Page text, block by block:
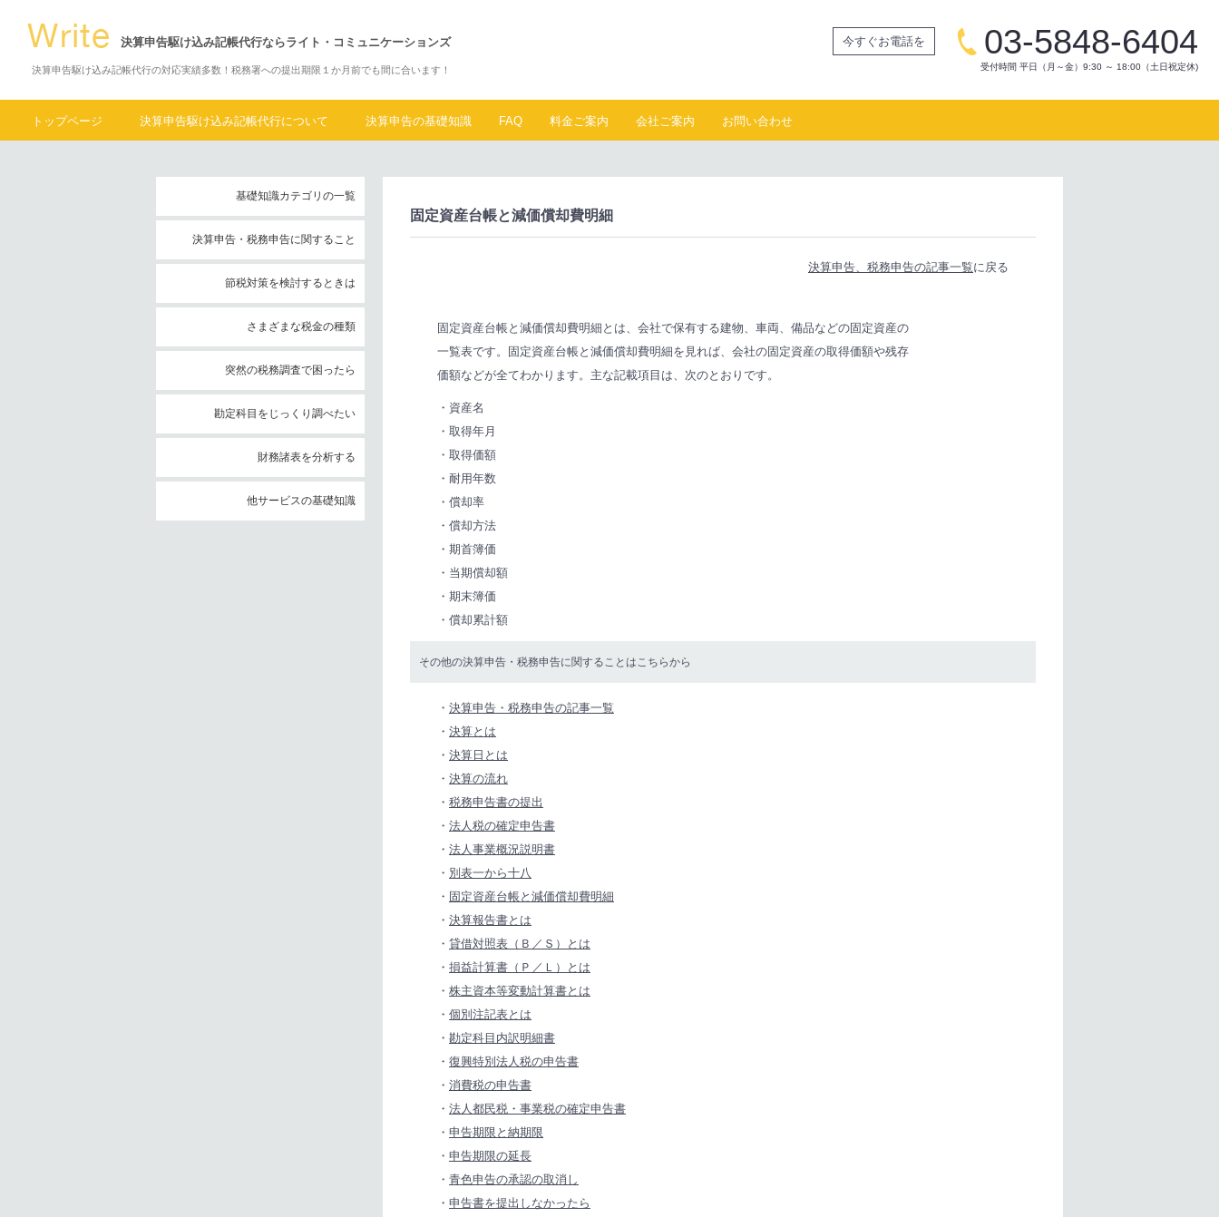
決算申告駆け込み記帳代行ならライト・コミュニケーションズ
決算申告駆け込み記帳代行の対応実績多数！税務署への提出期限１か月前でも間に合います！
今すぐお電話を 03-5848-6404
受付時間 平日（月～金）9:30 ～ 18:00（土日祝定休)
トップページ 決算申告駆け込み記帳代行について 決算申告の基礎知識 FAQ 料金ご案内 会社ご案内 お問い合わせ
基礎知識カテゴリの一覧
決算申告・税務申告に関すること
節税対策を検討するときは
さまざまな税金の種類
突然の税務調査で困ったら
勘定科目をじっくり調べたい
財務諸表を分析する
他サービスの基礎知識
固定資産台帳と減価償却費明細
決算申告、税務申告の記事一覧に戻る
固定資産台帳と減価償却費明細とは、会社で保有する建物、車両、備品などの固定資産の
一覧表です。固定資産台帳と減価償却費明細を見れば、会社の固定資産の取得価額や残存
価額などが全てわかります。主な記載項目は、次のとおりです。
・資産名
・取得年月
・取得価額
・耐用年数
・償却率
・償却方法
・期首簿価
・当期償却額
・期末簿価
・償却累計額
その他の決算申告・税務申告に関することはこちらから
・ 決算申告・税務申告の記事一覧
・ 決算とは
・ 決算日とは
・ 決算の流れ
・ 税務申告書の提出
・ 法人税の確定申告書
・ 法人事業概況説明書
・ 別表一から十八
・ 固定資産台帳と減価償却費明細
・ 決算報告書とは
・ 貸借対照表（Ｂ／Ｓ）とは
・ 損益計算書（Ｐ／Ｌ）とは
・ 株主資本等変動計算書とは
・ 個別注記表とは
・ 勘定科目内訳明細書
・ 復興特別法人税の申告書
・ 消費税の申告書
・ 法人都民税・事業税の確定申告書
・ 申告期限と納期限
・ 申告期限の延長
・ 青色申告の承認の取消し
・ 申告書を提出しなかったら